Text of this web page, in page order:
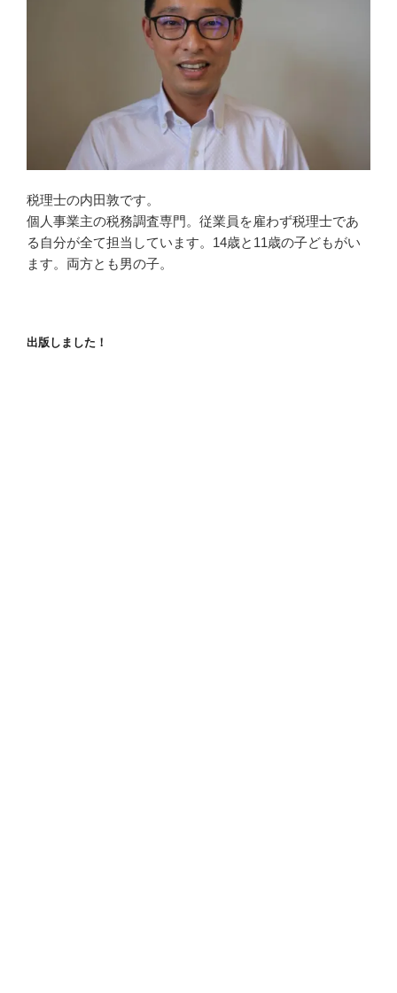
税理士の内田敦です。
個人事業主の税務調査専門。従業員を雇わず税理士であ
る自分が全て担当しています。14歳と11歳の子どもがい
ます。両方とも男の子。
出版しました！